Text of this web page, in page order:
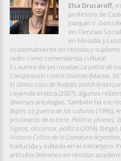
Elsa Drucaroff,
profesora de
Joaquín V.
en Ciencias
en Filosofía y
ocasionalmente en revistas y
radio como comentarista cultural.
Es autora de las novelasLa patria de
Conspiración contra Güemes (Marea,
El último caso de Rodolfo Walsh
Leyenda erótica (2007); algunos
diversas antologías. También ha
Bajtín. La guerra de las culturas (1996),
prisioneros de la torre. Política, jóvenes,
Signos, discursos, política(2016). Dirigió
Historia Crítica de la Literatura Argentina
traducida y editada en el extranjero.
artículos literarios en revistas